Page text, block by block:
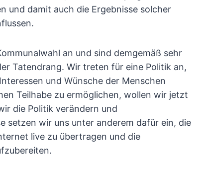
und damit auch die Ergebnisse solcher
an und sind demgemäß sehr
Tatendrang. Wir treten für eine Politik an,
und Wünsche der Menschen
Teilhabe zu ermöglichen, wollen wir jetzt
die Politik verändern und
setzen wir uns unter anderem dafür ein, die
live zu übertragen und die